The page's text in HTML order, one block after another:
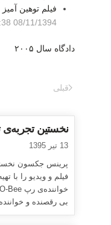
فیلم توهین
08/11/1394 15:38
دادگاه سال ۲۰۰۵
قبلی
نخستین تجربه‌ی
13 تیر 1395
پرینس جکسون
فیلم و ویدیو را با
بی رقصنده و